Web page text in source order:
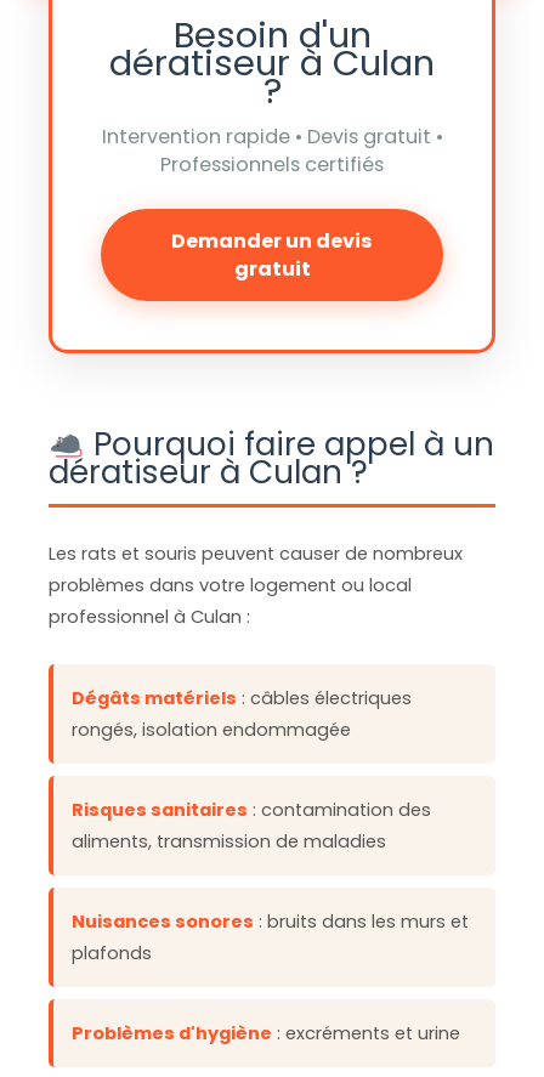
Besoin d'un
dératiseur à Culan
?
Intervention rapide • Devis gratuit •
Professionnels certifiés
Demander un devis
gratuit
Pourquoi faire appel à un
dératiseur à Culan ?
Les rats et souris peuvent causer de nombreux
problèmes dans votre logement ou local
professionnel à Culan :
Dégâts matériels : câbles électriques
rongés, isolation endommagée
Risques sanitaires : contamination des
aliments, transmission de maladies
Nuisances sonores : bruits dans les murs et
plafonds
Problèmes d'hygiène : excréments et urine